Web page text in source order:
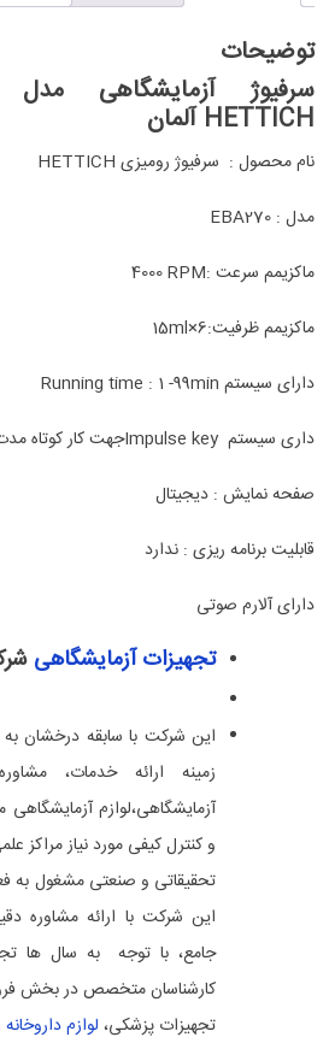
توضیحات
HETTICH آلمان
نام محصول : سرفیوژ رومیزی HETTICH
مدل : EBA270
ماکزیمم سرعت :4000 RPM
ماکزیمم ظرفیت:6
×
15ml
دارای سیستم Running time : 1 -99min
داری سیستم Impulse keyجهت کار کوتاه
صفحه نمایش : دیجیتال
قابلیت برنامه ریزی : ندارد
دارای آلارم صوتی
تجهیزات آزمایشگاهی
این شرکت با سابقه درخشان
زمینه ارائه خدمات،
آزمایشگاهی،لوازم آزمایشگاهی
و کنترل کیفی مورد نیاز مراکز
تحقیقاتی و صنعتی مشغول به
این شرکت با ارائه مشاوره
جامع، با توجه به سال ها
کارشناسان متخصص در بخش
تجهیزات پزشکی، لوازم داروخانه